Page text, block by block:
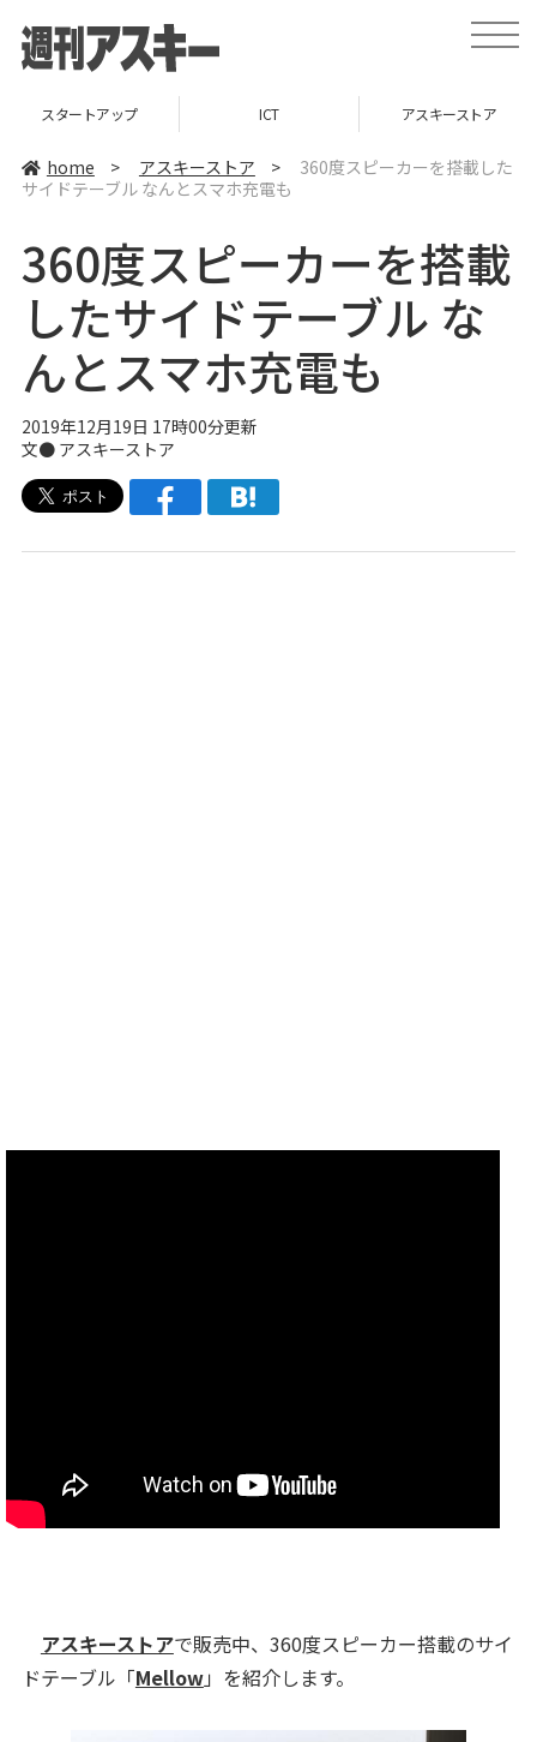
t
o
e
v
t
i
o
スタートアップ ICT アスキーストア
home > アスキーストア >
360度スピーカーを搭載した
サイドテーブル なんとスマホ充電も
360度スピーカーを搭載
したサイドテーブル な
んとスマホ充電も
2019年12月19日 17時00分更新
文● アスキーストア
アスキーストアで販売中、360度スピーカー搭載のサイ
ドテーブル「Mellow」を紹介します。